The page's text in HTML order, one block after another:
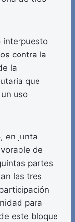
interpuesto
contra la
la
que
uso
en junta
de
partes
las tres
para
este bloque